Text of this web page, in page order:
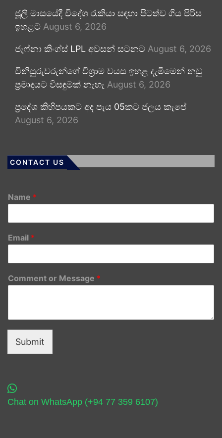
ජූලි මාසයේදී විදේශ රැකියා සඳහා පිටත්ව ගිය පිරිස
ඉහළට August 6, 2026
ජැෆ්නා කිංග්ස් LPL අවසන් සටනට August 6, 2026
විනිසුරුවරුන්ගේ විශ්‍රාම වයස ඉහළ දැමීමෙන් නඩු
ප්‍රමාදයට විසඳුමක් නැහැ August 6, 2026
ප්‍රදේශ කිහිපයකට අද පැය 05කට ජලය කැපේ
August 6, 2026
CONTACT US
Name *
Email *
Comment or Message *
Submit
Chat on WhatsApp (+94 77 359 6107)